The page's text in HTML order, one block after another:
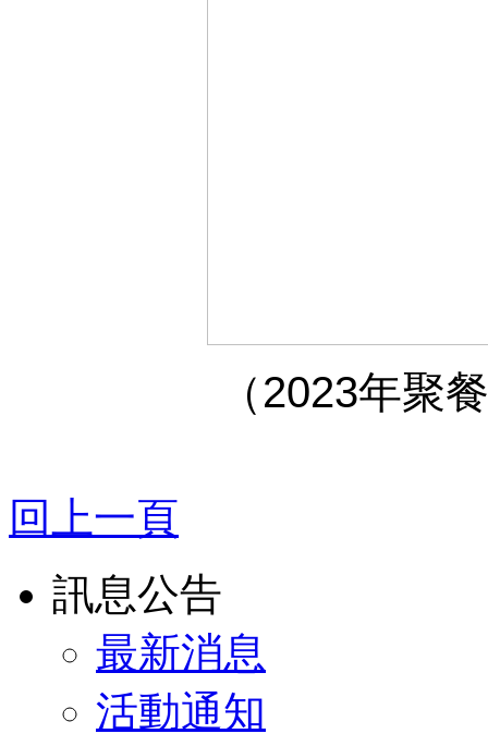
（2023年聚
回上一頁
訊息公告
最新消息
活動通知